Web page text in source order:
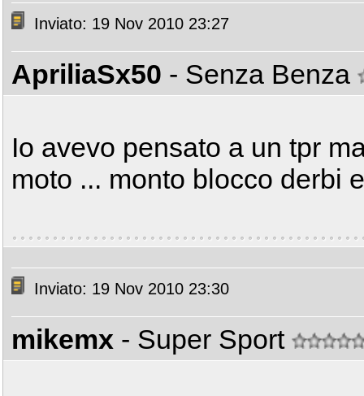
Inviato: 19 Nov 2010 23:27
ApriliaSx50 - Senza Benza
Io avevo pensato a un tpr
moto ... monto blocco derbi
Inviato: 19 Nov 2010 23:30
mikemx - Super Sport